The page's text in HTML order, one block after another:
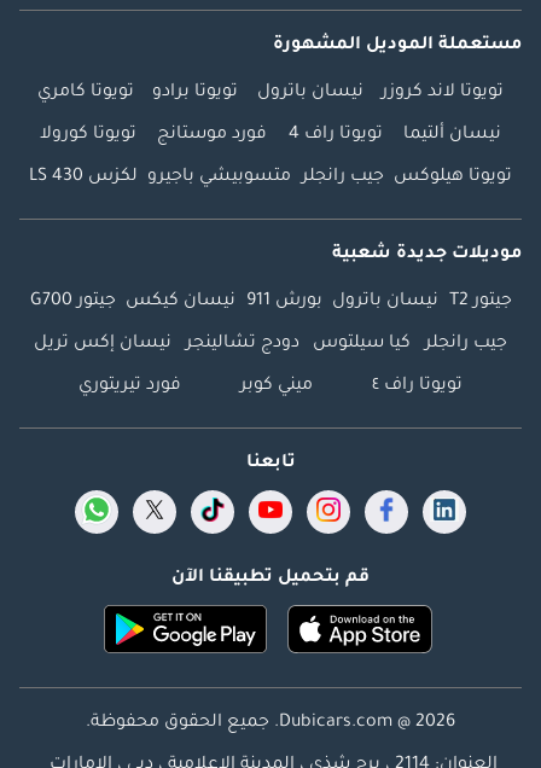
مستعملة الموديل المشهورة
تويوتا لاند كروزر نيسان باترول تويوتا برادو تويوتا كامري
نيسان ألتيما تويوتا راف 4 فورد موستانج تويوتا كورولا
تويوتا هيلوكس جيب رانجلر متسوبيشي باجيرو لكزس LS 430
موديلات جديدة شعبية
جيتور T2 نيسان باترول بورش 911 نيسان كيكس جيتور G700
جيب رانجلر كيا سيلتوس دودج تشالينجر نيسان إكس تريل
تويوتا راف ٤ ميني كوبر فورد تيريتوري
تابعنا
قم بتحميل تطبيقنا الآن
Dubicars.com @ 2026. جميع الحقوق محفوظة.